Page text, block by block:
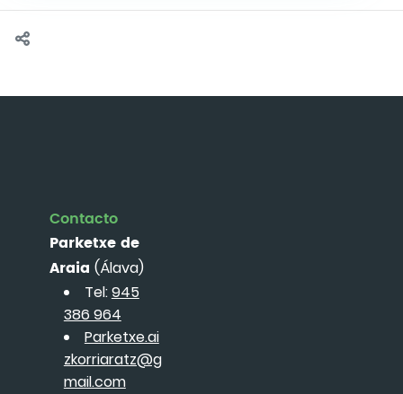
Contacto
Parketxe de
Araia (Álava)
Tel:945
386 964
Parketxe.ai
zkorriaratz@g
mail.com